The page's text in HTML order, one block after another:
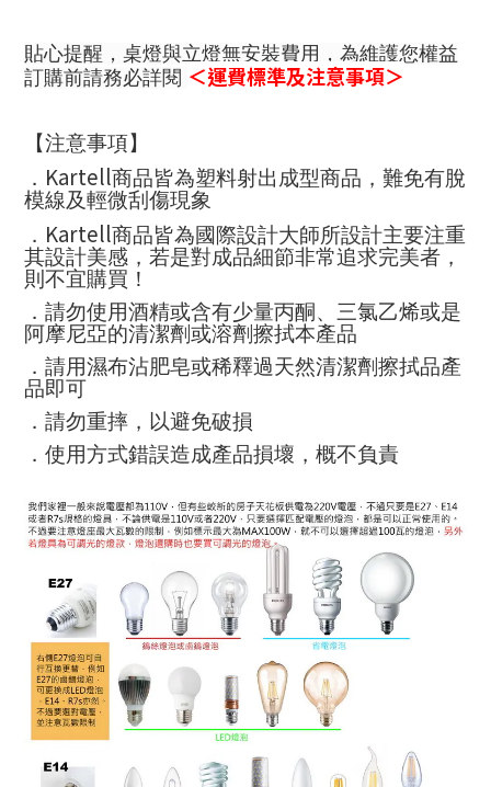
貼心提醒，桌燈與立燈無安裝費用，為維護您權益
訂購前請務必詳閱 ＜運費標準及注意事項＞
【注意事項】
． Kartell商品皆為塑料射出成型商品，難免有脫
模線及輕微刮傷現象
． Kartell商品皆為國際設計大師所設計主要注重
其設計美感，若是對成品細節非常追求完美者，
則不宜購買！
．請勿使用酒精或含有少量丙酮、三氯乙烯或是
阿摩尼亞的清潔劑或溶劑擦拭本產品
．請用濕布沾肥皂或稀釋過天然清潔劑擦拭品產
品即可
．請勿重摔，以避免破損
．使用方式錯誤造成產品損壞，概不負責